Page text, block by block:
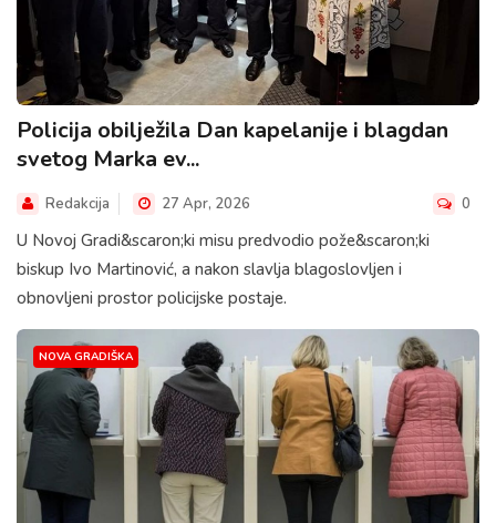
Policija obilježila Dan kapelanije i blagdan
svetog Marka ev...
Redakcija 27 Apr, 2026 0
U Novoj Gradi&scaron;ki misu predvodio pože&scaron;ki
biskup Ivo Martinović, a nakon slavlja blagoslovljen i
obnovljeni prostor policijske postaje.
NOVA GRADIŠKA